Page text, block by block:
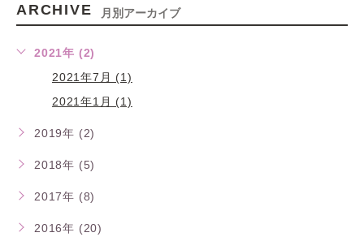
ARCHIVE 月別アーカイブ
2021年 (2)
2021年7月 (1)
2021年1月 (1)
2019年 (2)
2018年 (5)
2017年 (8)
2016年 (20)